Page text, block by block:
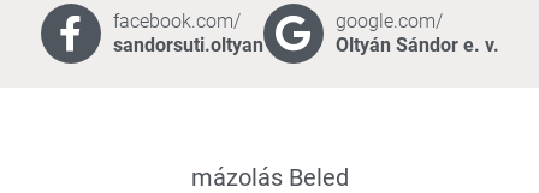
facebook.com/
sandorsuti.oltyan
google.com/
Oltyán Sándor e. v.
mázolás Beled